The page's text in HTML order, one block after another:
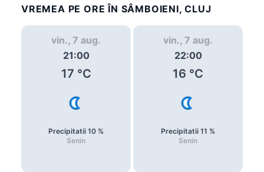
VREMEA PE ORE ÎN SÂMBOIENI, CLUJ
vin., 7 aug.
21:00
17 °C
Precipitatii 10 %
Senin
vin., 7 aug.
22:00
16 °C
Precipitatii 11 %
Senin